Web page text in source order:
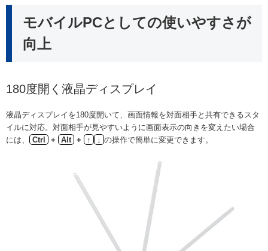
モバイルPCとしての使いやすさが
向上
180度開く液晶ディスプレイ
液晶ディスプレイを180度開いて、画面情報を対面相手と共有できるスタ
イルに対応。対面相手が見やすいように画面表示の向きを変えたい場合
には、
Ctrl + Alt + ↑ ↓ の操作で簡単に変更できます。